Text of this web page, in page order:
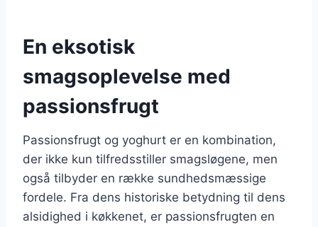
En eksotisk
smagsoplevelse med
passionsfrugt
Passionsfrugt og yoghurt er en kombination,
der ikke kun tilfredsstiller smagsløgene, men
også tilbyder en række sundhedsmæssige
fordele. Fra dens historiske betydning til dens
alsidighed i køkkenet, er passionsfrugten en